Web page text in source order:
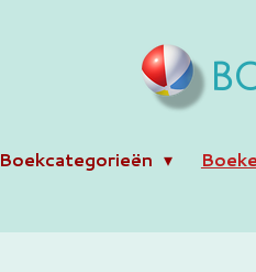
Boekcategorieën